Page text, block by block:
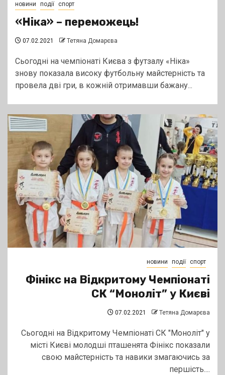
новини події спорт
«Ніка» – переможець!
07.02.2021 Тетяна Домарєва
Сьогодні на чемпіонаті Києва з футзалу «Ніка»
знову показала високу футбольну майстерність та
провела дві гри, в кожній отримавши бажану...
новини події спорт
Фінікс на Відкритому Чемпіонаті
СК “Моноліт” у Києві
07.02.2021 Тетяна Домарєва
Сьогодні на Відкритому Чемпіонаті СК "Моноліт" у
місті Києві молодші пташенята Фінікс показали
свою майстерність та навики змагаючись за
першість....